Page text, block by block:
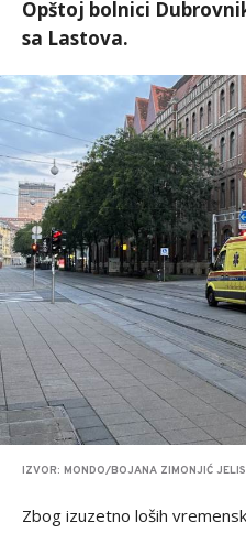
Opštoj bolnici
sa Lastova.
IZVOR: MONDO/BOJANA ZIMONJIĆ
Zbog izuzetno loših